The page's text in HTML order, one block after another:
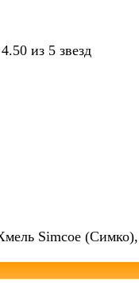
4.50 из 5 звезд
Simcoe (Симко),